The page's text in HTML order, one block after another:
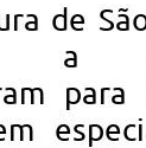
de
a
para